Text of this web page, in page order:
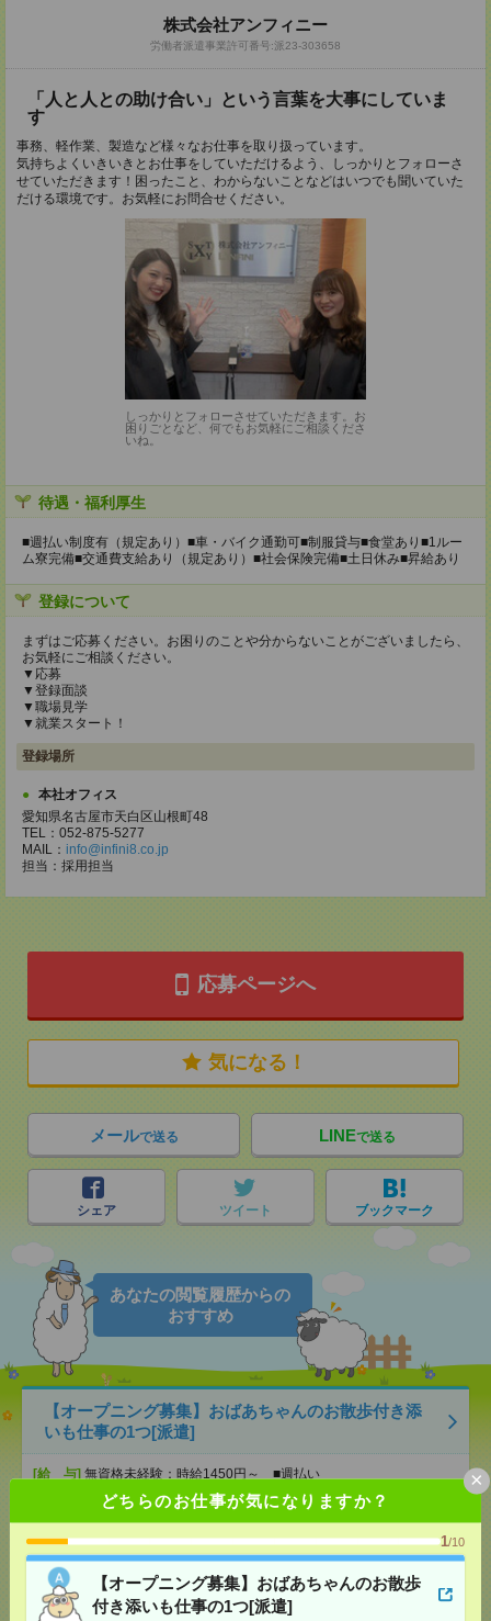
どちらのお仕事が気になりますか？
1/10
【オープニング募集】おばあちゃんのお散歩
付き添いも仕事の1つ[派遣]
×
株式会社アンフィニー
労働者派遣事業許可番号:派23-303658
「人と人との助け合い」という言葉を大事にしていま
す
事務、軽作業、製造など様々なお仕事を取り扱っています。
気持ちよくいきいきとお仕事をしていただけるよう、しっかりとフォローさ
せていただきます！困ったこと、わからないことなどはいつでも聞いていた
だける環境です。お気軽にお問合せください。
しっかりとフォローさせていただきます。お
困りごとなど、何でもお気軽にご相談くださ
いね。
待遇・福利厚生
■週払い制度有（規定あり）■車・バイク通勤可■制服貸与■食堂あり■1ルー
ム寮完備■交通費支給あり（規定あり）■社会保険完備■土日休み■昇給あり
登録について
まずはご応募ください。お困りのことや分からないことがございましたら、
お気軽にご相談ください。
▼応募
▼登録面談
▼職場見学
▼就業スタート！
登録場所
本社オフィス
愛知県名古屋市天白区山根町48
TEL：052-875-5277
MAIL： info@infini8.co.jp
担当：採用担当
応募ページへ
気になる！
メールで送る LINEで送る
シェア ツイート ブックマーク
あなたの閲覧履歴からの
おすすめ
【オープニング募集】おばあちゃんのお散歩付き添
いも仕事の1つ[派遣]
[給 与] 無資格未経験：時給1450円～ ■週払い
OK ■扶養内OK ■日収1万1600円以上
交通費全額支給
[勤務地]名古屋大学駅/千種駅/東山公園(愛知県)駅
/…
気になる！
＜医療行為はナシ＞時給1400円！病院で備品のチェ